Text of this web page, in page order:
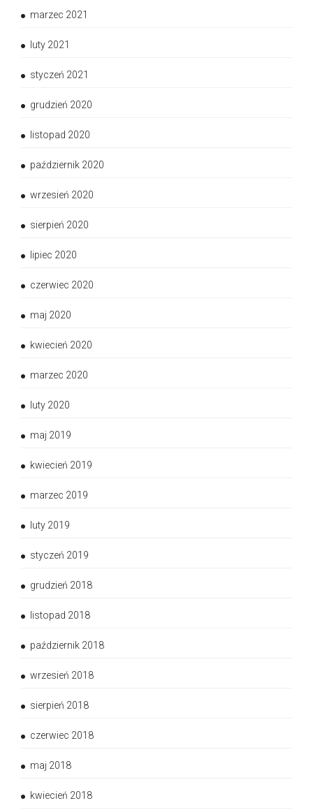
marzec 2021
luty 2021
styczeń 2021
grudzień 2020
listopad 2020
październik 2020
wrzesień 2020
sierpień 2020
lipiec 2020
czerwiec 2020
maj 2020
kwiecień 2020
marzec 2020
luty 2020
maj 2019
kwiecień 2019
marzec 2019
luty 2019
styczeń 2019
grudzień 2018
listopad 2018
październik 2018
wrzesień 2018
sierpień 2018
czerwiec 2018
maj 2018
kwiecień 2018